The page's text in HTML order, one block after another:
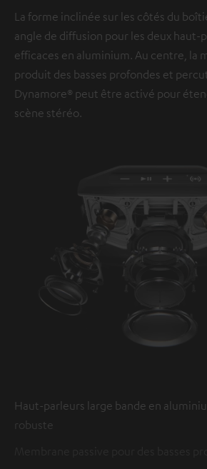
La forme inclinée sur les côtés du
angle de diffusion pour les deux haut-
efficaces en aluminium. Au centre, la
produit des basses profondes et
Dynamore® peut être activé pour
scène stéréo.
Haut-parleurs large bande en
robuste